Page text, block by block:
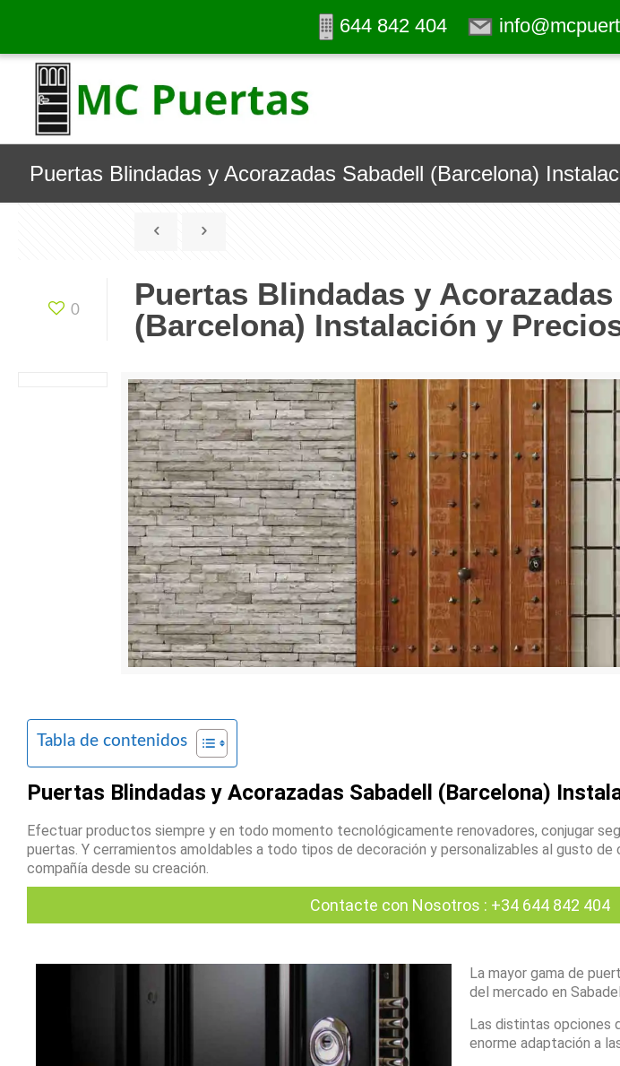
644 842 404
Puertas Blindadas y Acorazadas Sabadell (Barcelona)
0
Puertas Blindadas y Acorazadas
(Barcelona) Instalación y
Tabla de contenidos
Puertas Blindadas y Acorazadas Sabadell (Barcelona)
Efectuar productos siempre y en todo momento tecnológicamente renovadores, conjugar
puertas. Y cerramientos amoldables a todo tipos de decoración y personalizables al gusto
compañía desde su creación.
Contacte con Nosotros : +34 644 842 404
La mayor gama de
del mercado en
Las distintas opciones
enorme adaptación a